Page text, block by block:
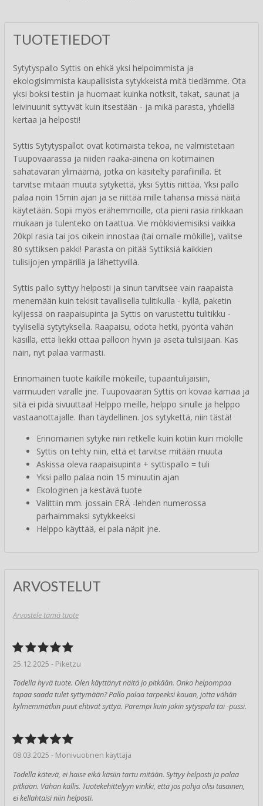
TUOTETIEDOT
Sytytyspallo Syttis on ehkä yksi helpoimmista ja
ekologisimmista kaupallisista sytykkeistä mitä tiedämme. Ota
yksi boksi testiin ja huomaat kuinka notksit, takat, saunat ja
leivinuunit syttyvät kuin itsestään - ja mikä parasta, yhdellä
kertaa ja helposti!
Syttis Sytytyspallot ovat kotimaista tekoa, ne valmistetaan
Tuupovaarassa ja niiden raaka-ainena on kotimainen
sahatavaran ylimäämä, jotka on käsitelty parafiinilla. Et
tarvitse mitään muuta sytykettä, yksi Syttis riittää. Yksi pallo
palaa noin 15min ajan ja se riittää mille tahansa missä näitä
käytetään. Sopii myös erähemmoille, ota pieni rasia rinkkaan
mukaan ja tulenteko on taattua. Vie mökkiviemisiksi vaikka
20kpl rasia tai jos oikein innostaa (tai omalle mökille), valitse
80 syttiksen pakki! Parasta on pitää Syttiksiä kaikkien
tulisijojen ympärillä ja lähettyvillä.
Syttis pallo syttyy helposti ja sinun tarvitsee vain raapaista
menemään kuin tekisit tavallisella tulitikulla - kyllä, paketin
kyljessä on raapaisupinta ja Syttis on varustettu tulitikku -
tyylisellä sytytyksellä. Raapaisu, odota hetki, pyöritä vähän
käsillä, että liekki ottaa palloon hyvin ja aseta tulisijaan. Kas
näin, nyt palaa varmasti.
Erinomainen tuote kaikille mökeille, tupaantulijaisiin,
varmuuden varalle jne. Tuupovaaran Syttis on kovaa kamaa ja
sitä ei pidä sivuuttaa! Helppo meille, helppo sinulle ja helppo
vastaanottajalle. Ihan täydellinen. Jos sytykettä, niin tästä!
Erinomainen sytyke niin retkelle kuin kotiin kuin mökille
Syttis on tehty niin, että et tarvitse mitään muuta
Askissa oleva raapaisupinta + syttispallo = tuli
Yksi pallo palaa noin 15 minuutin ajan
Ekologinen ja kestävä tuote
Valittiin mm. jossain ERÄ -lehden numerossa
parhaimmaksi sytykkeeksi
Helppo käyttää, ei pala näpit jne.
ARVOSTELUT
Arvostele tämä tuote
25.12.2025 - Piketzu
Todella hyvä tuote. Olen käyttänyt näitä jo pitkään. Onko helpompaa
tapaa saada tulet syttymään? Pallo palaa tarpeeksi kauan, jotta vähän
kylmemmätkin puut ehtivät syttyä. Parempi kuin jokin sytyspala tai -pussi.
08.03.2025 - Monivuotinen käyttäjä
Todella kätevä, ei haise eikä käsiin tartu mitään. Syttyy helposti ja palaa
pitkään. Vähän kallis. Tuotekehittelyyn vinkki, että jos pohja olisi tasainen,
ei kellahtaisi niin helposti.